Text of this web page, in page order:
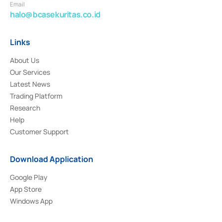
Email
halo@bcasekuritas.co.id
Links
About Us
Our Services
Latest News
Trading Platform
Research
Help
Customer Support
Download Application
Google Play
App Store
Windows App